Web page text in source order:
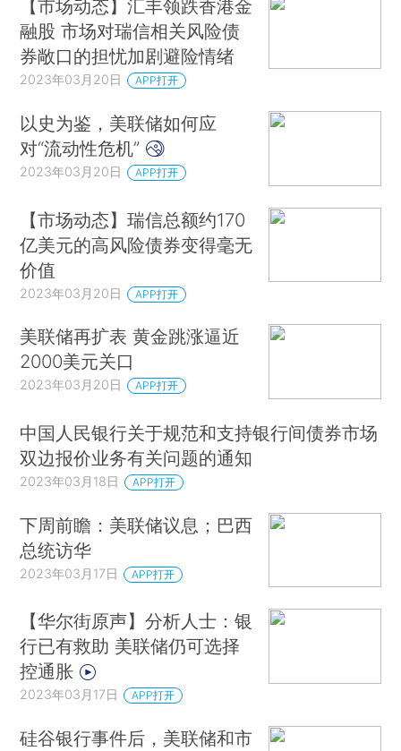
【市场动态】汇丰领跌香港金
融股 市场对瑞信相关风险债
券敞口的担忧加剧避险情绪
2023年03月20日 APP打开
以史为鉴，美联储如何应
对“流动性危机”
2023年03月20日 APP打开
【市场动态】瑞信总额约170
亿美元的高风险债券变得毫无
价值
2023年03月20日 APP打开
美联储再扩表 黄金跳涨逼近
2000美元关口
2023年03月20日 APP打开
中国人民银行关于规范和支持银行间债券市场
双边报价业务有关问题的通知
2023年03月18日 APP打开
下周前瞻：美联储议息；巴西
总统访华
2023年03月17日 APP打开
【华尔街原声】分析人士：银
行已有救助 美联储仍可选择
控通胀
2023年03月17日 APP打开
硅谷银行事件后，美联储和市